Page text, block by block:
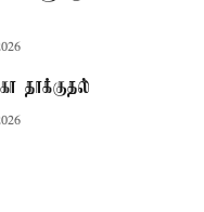
தாக்குதல்